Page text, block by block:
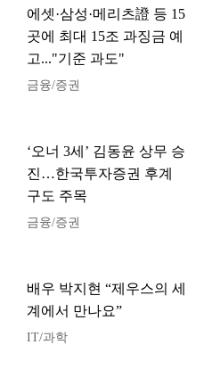
에셋·삼성·메리츠證 등 15
곳에 최대 15조 과징금 예
고..."기준 과도"
금융/증권
‘오너 3세’ 김동윤 상무 승
진…한국투자증권 후계
구도 주목
금융/증권
배우 박지현 “제우스의 세
계에서 만나요”
IT/과학